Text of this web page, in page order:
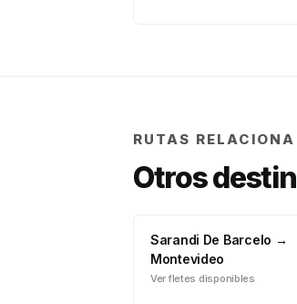
RUTAS
Otros
Sarandi De Barcelo →
Montevideo
Ver fletes disponibles